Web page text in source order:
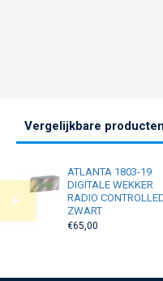
Vergelijkbare producten
ATLANTA 1803-19
DIGITALE WEKKER
RADIO
ZWART
€65,00